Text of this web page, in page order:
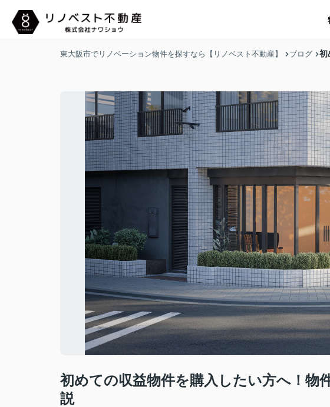
東大阪市でリノベーション物件を探すなら【リノベスト不動産】 ブログ 初
初めての収益物件を購入したい方へ！物
説